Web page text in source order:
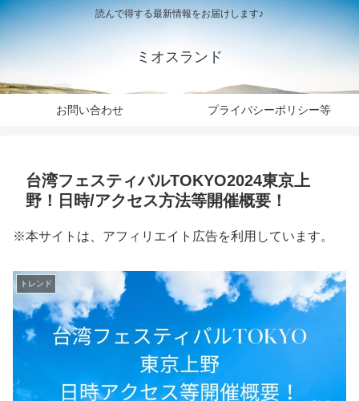
読んで得する最新情報をお届けします♪
ミオスランド
お問い合わせ プライバシーポリシー等
台湾フェスティバルTOKYO2024東京上
野！日時/アクセス方法等開催概要！
※本サイトは、アフィリエイト広告を利用しています。
トレンド